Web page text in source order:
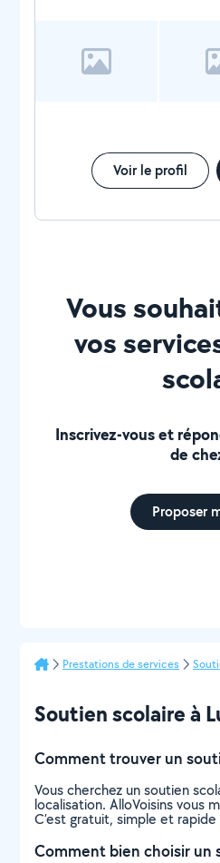
Voir le profil
Vous
vos
Inscrivez-vous et
de
Proposer
Prestations de services
Soutien scolaire à
Comment trouver un
Vous cherchez un soutien
localisation. AlloVoisins vous
C’est gratuit, simple et
Comment bien choisir un